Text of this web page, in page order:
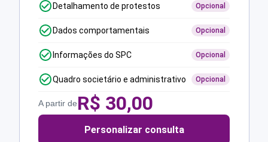
Detalhamento de protestos Opcional
Dados comportamentais Opcional
Informações do SPC Opcional
Quadro societário e administrativo Opcional
A partir deR$ 30,00
Personalizar consulta